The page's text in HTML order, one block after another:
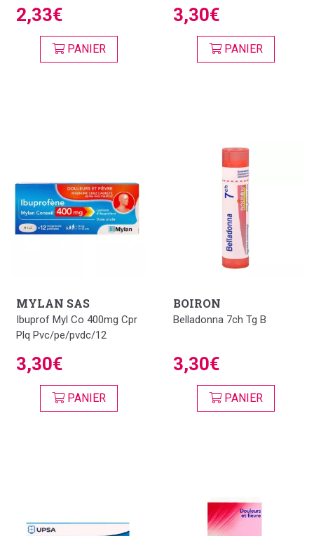
2,33€
PANIER
3,30€
PANIER
MYLAN SAS
Ibuprof Myl Co 400mg Cpr
Plq Pvc/pe/pvdc/12
3,30€
PANIER
BOIRON
Belladonna 7ch Tg B
3,30€
PANIER